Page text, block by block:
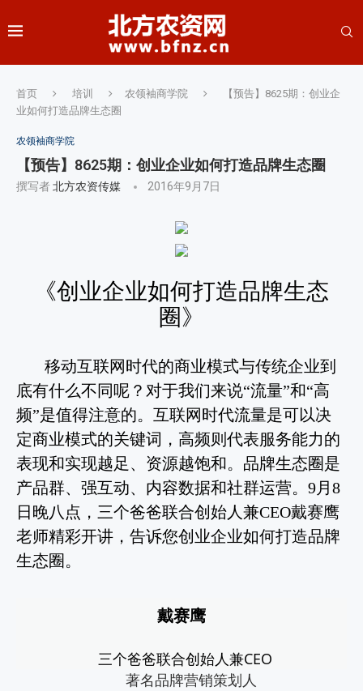
首页 培训 农领袖商学院
【预告】8625期：创业企
业如何打造品牌生态圈
农领袖商学院
【预告】8625期：创业企业如何打造品牌生态圈
撰写者北方农资传媒 2016年9月7日
《创业企业如何打造品牌生态
圈》
移动互联网时代的商业模式与传统企业到
底有什么不同呢？对于我们来说“流量”和“高
频”是值得注意的。互联网时代流量是可以决
定商业模式的关键词，高频则代表服务能力的
表现和实现越足、资源越饱和。品牌生态圈是
产品群、强互动、内容数据和社群运营。9月8
日晚八点，三个爸爸联合创始人兼CEO戴赛鹰
老师精彩开讲，告诉您创业企业如何打造品牌
生态圈。
戴赛鹰
三个爸爸联合创始人兼CEO
著名品牌营销策划人